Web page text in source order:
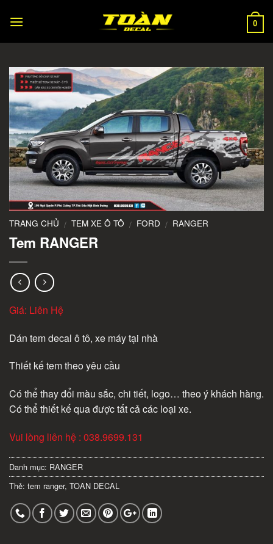
0
TRANG CHỦ / TEM XE Ô TÔ / FORD / RANGER
Tem RANGER
Giá: Liên Hệ
Dán tem decal ô tô, xe máy tại nhà
Thiết kế tem theo yêu cầu
Có thể thay đổi màu sắc, chi tiết, logo… theo ý khách hàng.
Có thể thiết kế qua được tất cả các loại xe.
Vui lòng liên hệ : 038.9699.131
Danh mục: RANGER
Thẻ: tem ranger, TOAN DECAL